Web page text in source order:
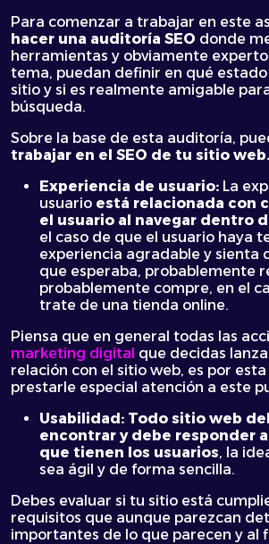
Para comenzar a trabajar en este
hacer una auditoría SEO donde
herramientas y obviamente
tema, puedan definir en qué
sitio y si es realmente amigable
búsqueda.
Sobre la base de esta auditoría,
trabajar en el SEO de tu sitio web.
Experiencia de usuario: La
usuario está relacionada con
el usuario al navegar dentro
el caso de que el usuario haya
experiencia agradable y sienta
que esperaba, probablemente
probablemente compre, en el
trate de una tienda online.
Piensa que en general todas las
marketing digital que decidas
relación con el sitio web, es por
prestarle especial atención a este
Usabilidad: Todo sitio web
encontrar y debe responder
que tienen los usuarios, la
sea ágil y de forma sencilla.
Debes evaluar si tu sitio está
requisitos que aunque parezcan
importantes de lo que parecen y al